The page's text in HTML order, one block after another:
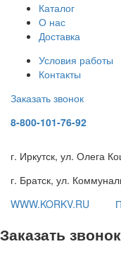
Каталог
О нас
Доставка
Условия работы
Контакты
Заказать звонок
8-800-101-76-92
г. Иркутск, ул. Олега
г. Братск, ул.
WWW.KORKV.RU
Заказать звонок